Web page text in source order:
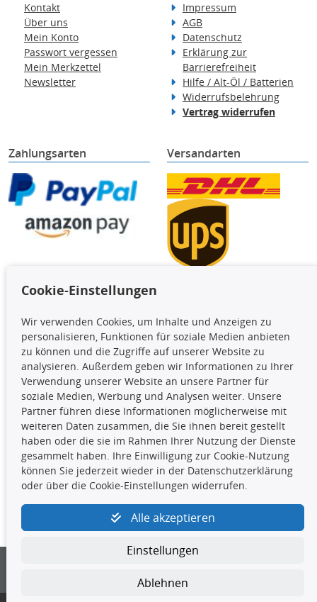
Kontakt
Über uns
Mein Konto
Passwort vergessen
Mein Merkzettel
Newsletter
Impressum
AGB
Datenschutz
Erklärung zur
Barrierefreiheit
Hilfe / Alt-Öl / Batterien
Widerrufsbelehrung
Vertrag widerrufen
Zahlungsarten Versandarten
Die hier angezeigten Daten,
insbesondere die gesamte Datenbank,
dürfen nicht kopiert werden. Es ist zu
unterlassen, die Daten oder die gesamte Datenbank ohne
vorherige Zustimmung TecDocs zu vervielfältigen, zu
verbreiten und/oder diese Handlungen durch Dritte ausführen
zu lassen. Ein Zuwiderhandeln stellt eine
Urheberrechtsverletzung dar und wird verfolgt.
Kontakt
4yourcar GmbH | Avidesweg 1 | 27386 Hemsbünde |
kundenservice@4yourcar.de
Cookie-Einstellungen
Wir verwenden Cookies, um Inhalte und Anzeigen zu
personalisieren, Funktionen für soziale Medien anbieten
zu können und die Zugriffe auf unserer Website zu
analysieren. Außerdem geben wir Informationen zu Ihrer
Verwendung unserer Website an unsere Partner für
soziale Medien, Werbung und Analysen weiter. Unsere
Partner führen diese Informationen möglicherweise mit
weiteren Daten zusammen, die Sie ihnen bereit gestellt
haben oder die sie im Rahmen Ihrer Nutzung der Dienste
gesammelt haben. Ihre Einwilligung zur Cookie-Nutzung
können Sie jederzeit wieder in der Datenschutzerklärung
oder über die Cookie-Einstellungen widerrufen.
Alle akzeptieren
Einstellungen
Ablehnen